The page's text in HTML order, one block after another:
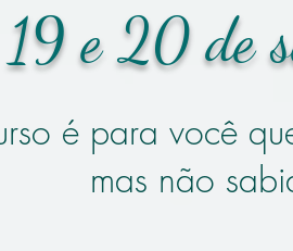
19 e 20 de
é para você
mas não